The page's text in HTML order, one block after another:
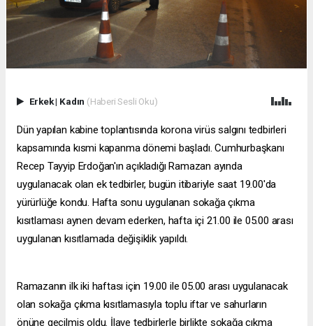
Erkek| Kadın (Haberi Sesli Oku)
Dün yapılan kabine toplantısında korona virüs salgını tedbirleri
kapsamında kısmi kapanma dönemi başladı. Cumhurbaşkanı
Recep Tayyip Erdoğan'ın açıkladığı Ramazan ayında
uygulanacak olan ek tedbirler, bugün itibariyle saat 19.00'da
yürürlüğe kondu. Hafta sonu uygulanan sokağa çıkma
kısıtlaması aynen devam ederken, hafta içi 21.00 ile 05.00 arası
uygulanan kısıtlamada değişiklik yapıldı.
Ramazanın ilk iki haftası için 19.00 ile 05.00 arası uygulanacak
olan sokağa çıkma kısıtlamasıyla toplu iftar ve sahurların
önüne geçilmiş oldu. İlave tedbirlerle birlikte sokağa çıkma